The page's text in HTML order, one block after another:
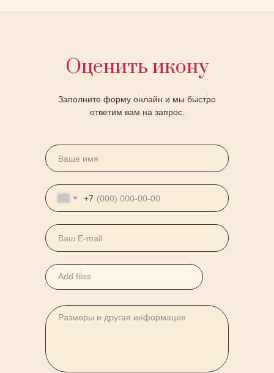
Оценить икону
Заполните форму онлайн и мы быстро
ответим вам на запрос.
+7
Add files